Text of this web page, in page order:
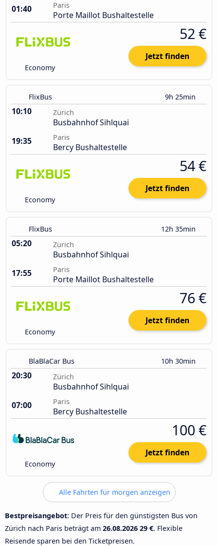
01:40
Paris
Porte Maillot Bushaltestelle
Economy
52 €
Jetzt finden
FlixBus 9h 25min
10:10 Zürich
Busbahnhof Sihlquai
19:35
Paris
Bercy Bushaltestelle
Economy
54 €
Jetzt finden
FlixBus 12h 35min
05:20 Zürich
Busbahnhof Sihlquai
17:55
Paris
Porte Maillot Bushaltestelle
Economy
76 €
Jetzt finden
BlaBlaCar Bus 10h 30min
20:30 Zürich
Busbahnhof Sihlquai
07:00
Paris
Bercy Bushaltestelle
Economy
100 €
Jetzt finden
Alle Fahrten für morgen anzeigen
Bestpreisangebot: Der Preis für den günstigsten Bus von
Zürich nach Paris beträgt am 26.08.2026 29 €. Flexible
Reisende sparen bei den Ticketpreisen.